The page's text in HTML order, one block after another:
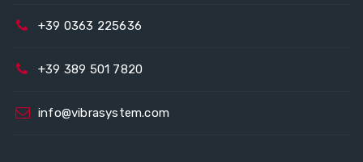
+39 0363 225636
+39 389 501 7820
info@vibrasystem.com